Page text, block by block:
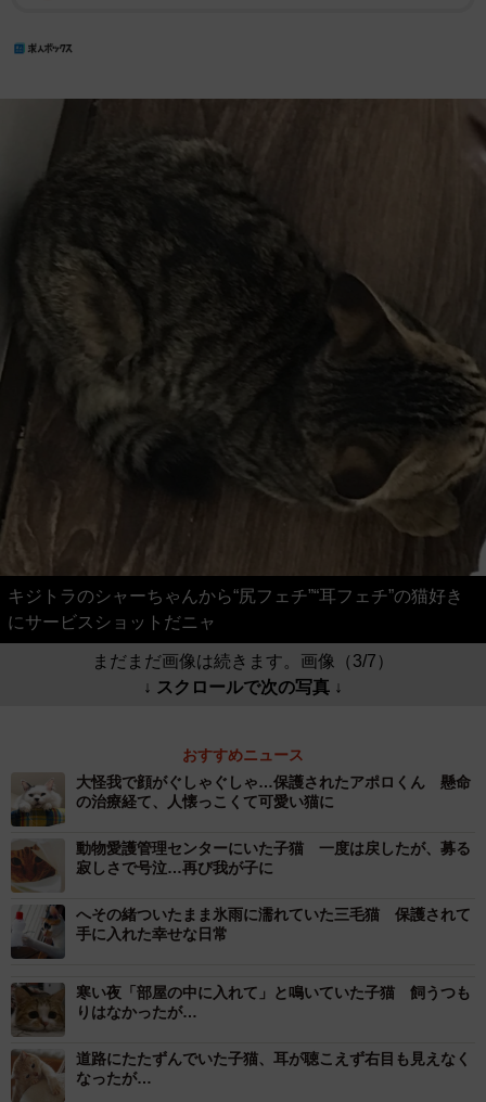
キジトラのシャーちゃんから“尻フェチ”“耳フェチ”の猫好き
にサービスショットだニャ
まだまだ画像は続きます。画像（3/7）
↓ スクロールで次の写真 ↓
おすすめニュース
大怪我で顔がぐしゃぐしゃ…保護されたアポロくん 懸命
の治療経て、人懐っこくて可愛い猫に
動物愛護管理センターにいた子猫 一度は戻したが、募る
寂しさで号泣…再び我が子に
へその緒ついたまま氷雨に濡れていた三毛猫 保護されて
手に入れた幸せな日常
寒い夜「部屋の中に入れて」と鳴いていた子猫 飼うつも
りはなかったが…
道路にたたずんでいた子猫、耳が聴こえず右目も見えなく
なったが…